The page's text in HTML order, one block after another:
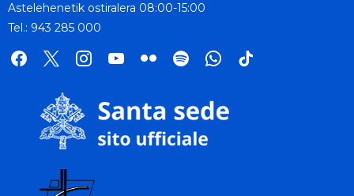
Astelehenetik ostiralera 08:00-15:00
Tel.: 943 285 000
facebook
x instagramyoutube
flickr spotifywhatsapp
tik